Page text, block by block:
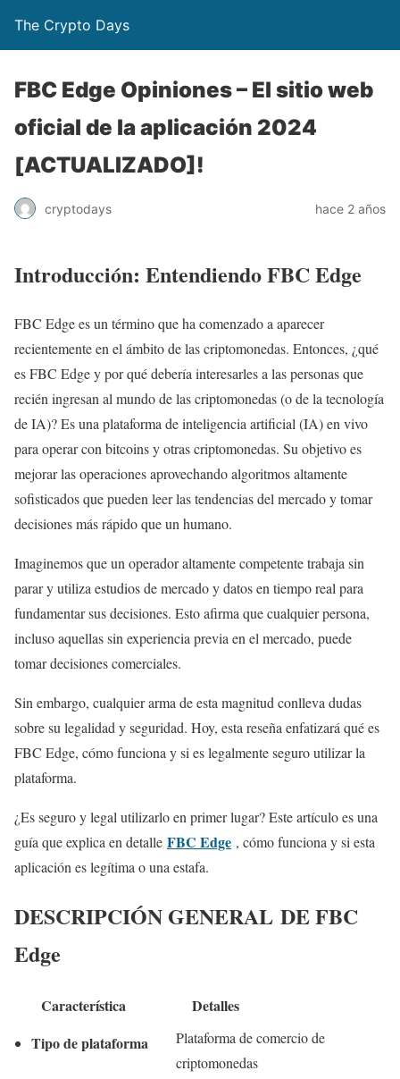
The Crypto Days
FBC Edge Opiniones – El sitio web
oficial de la aplicación 2024
[ACTUALIZADO]!
cryptodays hace 2 años
Introducción: Entendiendo FBC Edge
FBC Edge es un término que ha comenzado a aparecer
recientemente en el ámbito de las criptomonedas. Entonces, ¿qué
es FBC Edge y por qué debería interesarles a las personas que
recién ingresan al mundo de las criptomonedas (o de la tecnología
de IA)? Es una plataforma de inteligencia artificial (IA) en vivo
para operar con bitcoins y otras criptomonedas. Su objetivo es
mejorar las operaciones aprovechando algoritmos altamente
sofisticados que pueden leer las tendencias del mercado y tomar
decisiones más rápido que un humano.
Imaginemos que un operador altamente competente trabaja sin
parar y utiliza estudios de mercado y datos en tiempo real para
fundamentar sus decisiones. Esto afirma que cualquier persona,
incluso aquellas sin experiencia previa en el mercado, puede
tomar decisiones comerciales.
Sin embargo, cualquier arma de esta magnitud conlleva dudas
sobre su legalidad y seguridad. Hoy, esta reseña enfatizará qué es
FBC Edge, cómo funciona y si es legalmente seguro utilizar la
plataforma.
¿Es seguro y legal utilizarlo en primer lugar? Este artículo es una
guía que explica en detalle FBC Edge , cómo funciona y si esta
aplicación es legítima o una estafa.
DESCRIPCIÓN GENERAL DE FBC
Edge
Característica
Detalles
Tipo de plataforma
Plataforma de comercio de
criptomonedas